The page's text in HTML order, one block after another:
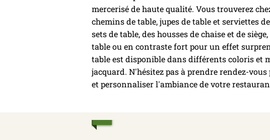
mercerisé de haute qualité. Vous trouverez
chemins de table, jupes de table et serviettes
sets de table, des housses de chaise et de
table ou en contraste fort pour un effet
table est disponible dans différents coloris et
jacquard. N'hésitez pas à prendre rendez-
et personnaliser l'ambiance de votre